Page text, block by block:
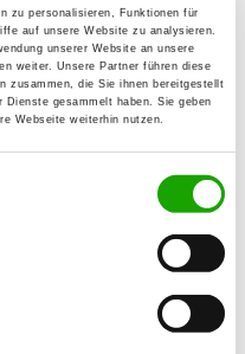
zu personalisieren, Funktionen für
auf unsere Website zu analysieren.
unserer Website an unsere
weiter. Unsere Partner führen diese
zusammen, die Sie ihnen bereitgestellt
gesammelt haben. Sie geben
Webseite weiterhin nutzen.